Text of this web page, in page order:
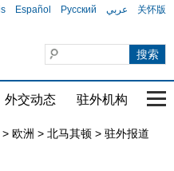
Español Русский عربي 关怀版
外交动态 驻外机构 国
> 欧洲 > 北马其顿 > 驻外报道